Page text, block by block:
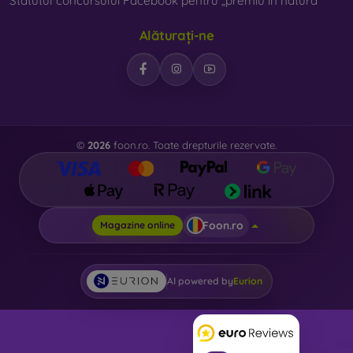
Alăturați-ne
© 2026 foon.ro. Toate drepturile rezervate.
Magazine online Foon.ro
AI powered byEurion